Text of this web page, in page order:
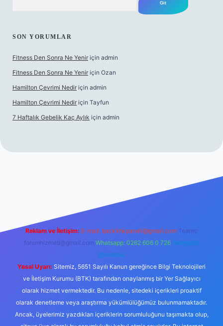
SON YORUMLAR
Fitness Den Sonra Ne Yenir için admin
Fitness Den Sonra Ne Yenir için Ozan
Hamilton Çevrimi Nedir için admin
Hamilton Çevrimi Nedir için Tayfun
7 Haftalık Gebelik Kaç Aylık için admin
Reklam ve İletişim: E-mail: backlinkpaneli@gmail.com Teams:
forumhizmeti@gmail.com Whatsapp: 0262 606 0 726 Telegram:
@karabul
Yasal Uyarı: Sitemiz, 5651 Sayılı Kanun gereğince Bilgi Teknolojileri
ve İletişim Kurumu (BTK) tarafından onaylanmış bir Yer Sağlayıcı
olarak hizmet vermektedir. Bu nedenle, sitedeki içerikleri proaktif
olarak denetleme veya araştırma yükümlülüğümüz bulunmamaktadır.
Ancak, üyelerimiz yazdıkları içeriklerin sorumluluğunu taşımakta olup,